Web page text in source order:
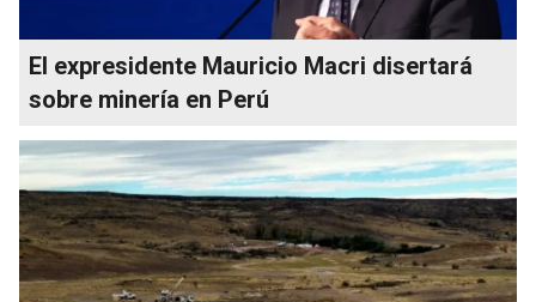
El expresidente Mauricio Macri disertará
sobre minería en Perú